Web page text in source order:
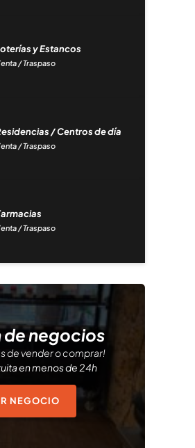
y Estancos
/ Traspaso
/ Centros de día
/ Traspaso
/ Traspaso
de negocios
de vender o comprar!
en menos de 24h
NEGOCIO